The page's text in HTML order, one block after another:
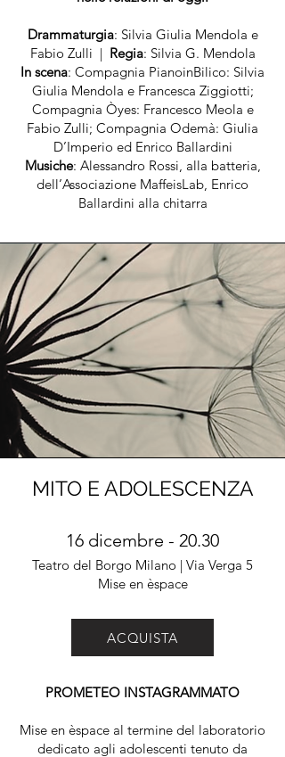
Drammaturgia: Silvia Giulia Mendola e
Fabio Zulli | Regia: Silvia G. Mendola
In scena: Compagnia PianoinBilico: Silvia
Giulia Mendola e Francesca Ziggiotti;
Compagnia Òyes: Francesco Meola e
Fabio Zulli; Compagnia Odemà: Giulia
D’Imperio ed Enrico Ballardini
Musiche: Alessandro Rossi, alla batteria,
dell’Associazione MaffeisLab, Enrico
Ballardini alla chitarra
MITO E ADOLESCENZA
16 dicembre - 20.30
Teatro del Borgo Milano | Via Verga 5
Mise en èspace
PROMETEO INSTAGRAMMATO
Mise en èspace al termine del laboratorio
dedicato agli adolescenti tenuto da
ACQUISTA